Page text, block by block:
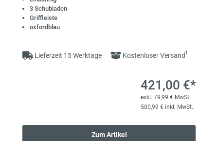
3 Schubladen
Griffleiste
oxfordblau
Lieferzeit 15 Werktage Kostenloser Versand1
421,00 €*
exkl. 79,99 € MwSt.
500,99 € inkl. MwSt.
Zum Artikel